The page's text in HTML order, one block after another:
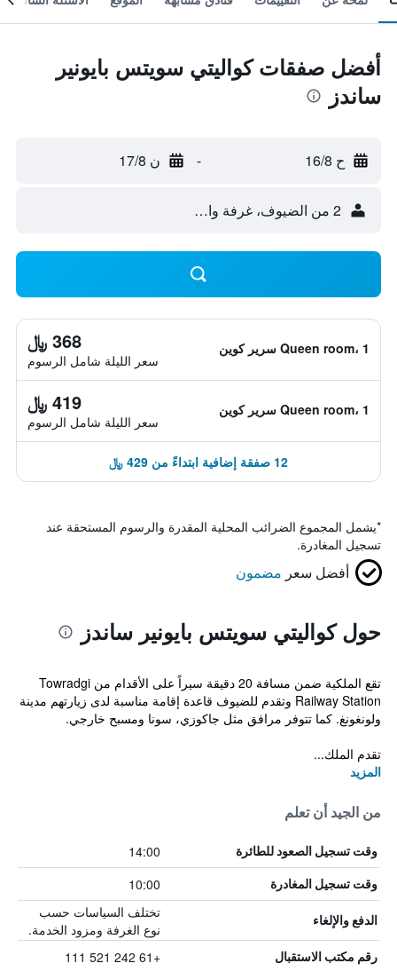
أفضل صفقات كواليتي سويتس بايونير
ساندز
ح 16/8 - ن 17/8
2 من الضيوف، غرفة واحدة
Queen room، 1 سرير كوين 368 ﷼
سعر الليلة شامل الرسوم
Queen room، 1 سرير كوين 419 ﷼
سعر الليلة شامل الرسوم
12 صفقة إضافية ابتداءً من 429 ﷼
*يشمل المجموع الضرائب المحلية المقدرة والرسوم المستحقة عند
تسجيل المغادرة.
أفضل سعر مضمون
حول كواليتي سويتس بايونير ساندز
تقع الملكية ضمن مسافة 20 دقيقة سيراً على الأقدام من Towradgi
Railway Station وتقدم للضيوف قاعدة إقامة مناسبة لدى زيارتهم مدينة
ولونغونغ. كما تتوفر مرافق مثل جاكوزي، سونا ومسبح خارجي.
تقدم الملك...
المزيد
من الجيد أن تعلم
وقت تسجيل الصعود للطائرة 14:00
وقت تسجيل المغادرة 10:00
الدفع والإلغاء
تختلف السياسات حسب
نوع الغرفة ومزود الخدمة.
رقم مكتب الاستقبال +61 242 521 111